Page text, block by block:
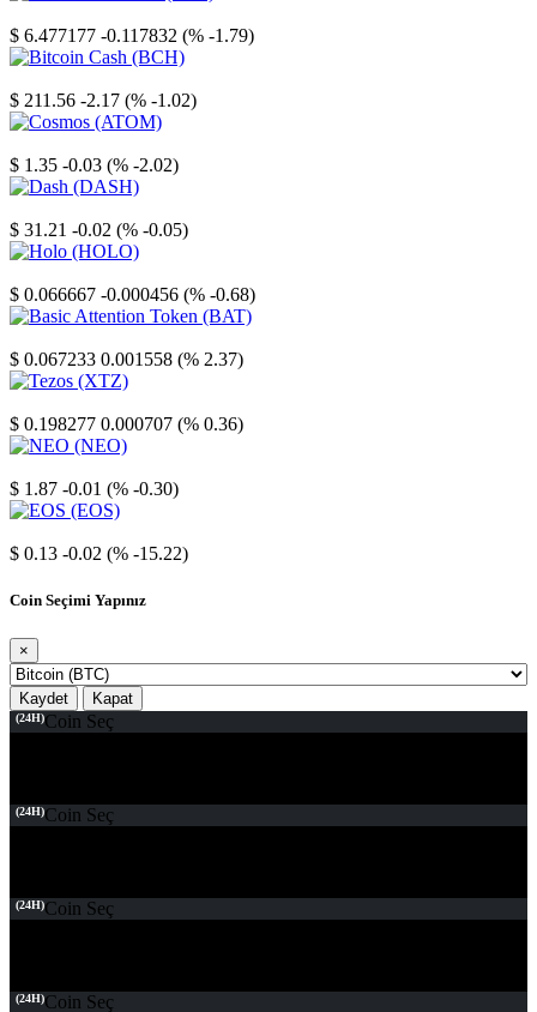
$ 6.477177 -0.117832 (% -1.79)
$ 211.56 -2.17 (% -1.02)
$ 1.35 -0.03 (% -2.02)
$ 31.21 -0.02 (% -0.05)
$ 0.066667 -0.000456 (% -0.68)
$ 0.067233 0.001558 (% 2.37)
$ 0.198277 0.000707 (% 0.36)
$ 1.87 -0.01 (% -0.30)
$ 0.13 -0.02 (% -15.22)
Coin Seçimi Yapınız
×
Kaydet Kapat
(24H)Coin Seç
(24H)Coin Seç
(24H)Coin Seç
(24H)Coin Seç